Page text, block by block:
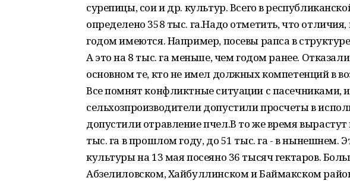
сурепицы, сои и др. культур. Всего в
определено 358 тыс. га.Надо отметить, что
годом имеются. Например, посевы рапса в
А это на 8 тыс. га меньше, чем годом ранее.
основном те, кто не имел должных компетенций в
Все помнят конфликтные ситуации с пасечниками,
сельхозпроизводители допустили просчеты в
допустили отравление пчел.В то же время
тыс. га в прошлом году, до 51 тыс. га - в нынешнем.
культуры на 13 мая посеяно 36 тысяч гектаров.
Абзелиловском, Хайбуллинском и Баймакском